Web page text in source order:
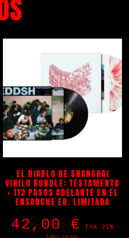
EL DIABLO DE SHANGHAI
VINILO BUNDLE: TESTAMENTO
+ 113 PASOS ADELANTE EN EL
ENSANCHE ED. LIMITADA
42,00 €
IVA 21%